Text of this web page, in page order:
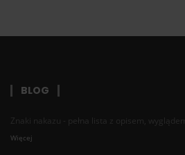
BLOG
Znaki nakazu - pełna lista z opisem,
Więcej